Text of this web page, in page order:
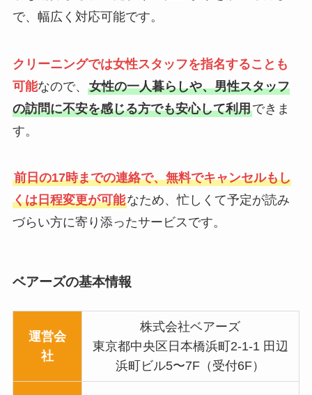
で、幅広く対応可能です。
クリーニングでは女性スタッフを指名することも
可能なので、 女性の一人暮らしや、男性スタッフ
の訪問に不安を感じる方でも安心して利用できま
す。
前日の17時までの連絡で、無料でキャンセルもし
くは日程変更が可能なため、忙しくて予定が読み
づらい方に寄り添ったサービスです。
ベアーズの基本情報
運営会
社
株式会社ベアーズ
東京都中央区日本橋浜町2-1-1 田辺
浜町ビル5〜7F（受付6F）